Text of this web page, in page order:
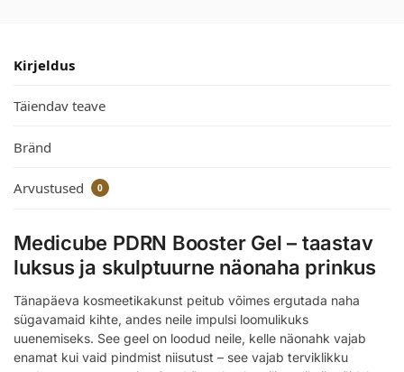
Kirjeldus
Täiendav teave
Bränd
Arvustused 0
Medicube PDRN Booster Gel – taastav
luksus ja skulptuurne näonaha prinkus
Tänapäeva kosmeetikakunst peitub võimes ergutada naha
sügavamaid kihte, andes neile impulsi loomulikuks
uuenemiseks. See geel on loodud neile, kelle näonahk vajab
enamat kui vaid pindmist niisutust – see vajab terviklikku